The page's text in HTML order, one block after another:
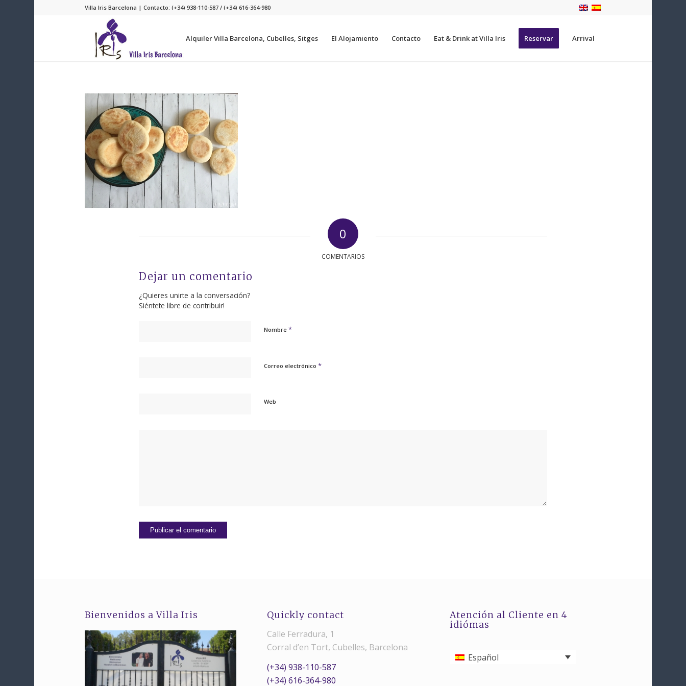
Villa Iris Barcelona | Contacto: (+34) 938-110-587 / (+34) 616-364-980
Alquiler Villa Barcelona, Cubelles, Sitges El Alojamiento Contacto Eat & Drink at Villa Iris Reservar Arrival
0
COMENTARIOS
Dejar un comentario
¿Quieres unirte a la conversación?
Siéntete libre de contribuir!
Nombre *
Correo electrónico *
Web
Bienvenidos a Villa Iris
Quickly contact
Calle Ferradura, 1
Corral d’en Tort, Cubelles, Barcelona
(+34) 938-110-587
(+34) 616-364-980
Atención al Cliente en 4
idiómas
Español